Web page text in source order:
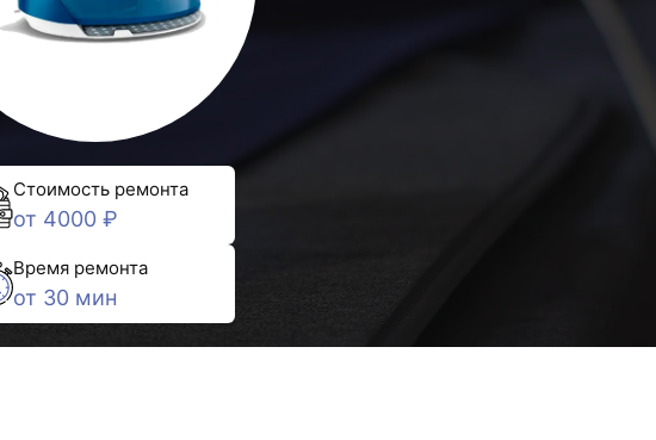
Стоимость ремонта
от 4000 ₽
Время ремонта
от 30 мин